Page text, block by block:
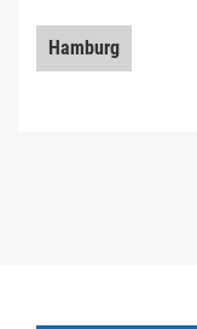
Hamburg